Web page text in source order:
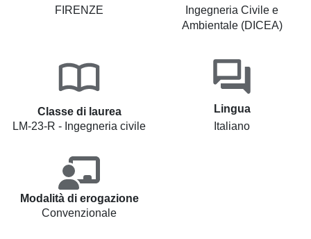
FIRENZE
Ingegneria Civile e
Ambientale (DICEA)
Classe di laurea
LM-23-R - Ingegneria civile
Lingua
Italiano
Modalità di erogazione
Convenzionale